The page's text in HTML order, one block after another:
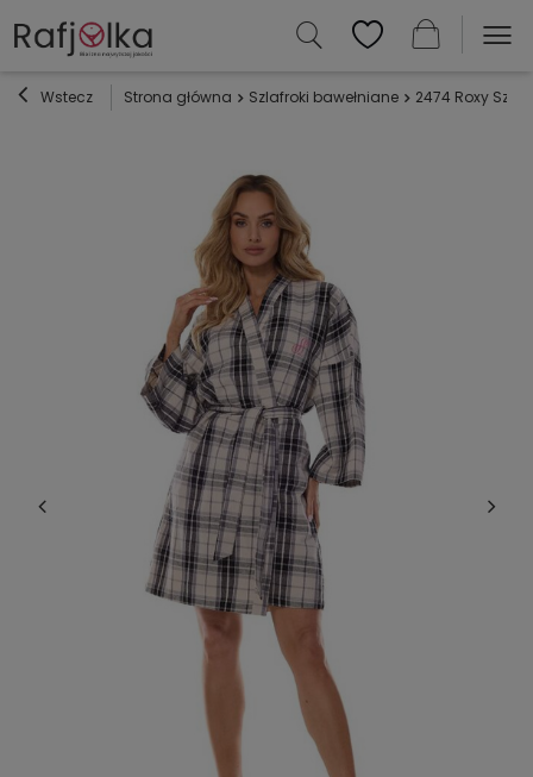
Wstecz Strona główna Szlafroki bawełniane 2474 Roxy